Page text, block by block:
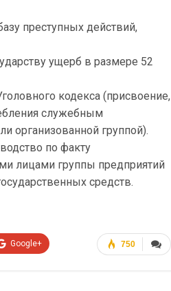
преступных действий,
ущерб в размере 52
кодекса (присвоение,
служебным
организованной группой).
по факту
лицами группы предприятий
средств.
750
Google+